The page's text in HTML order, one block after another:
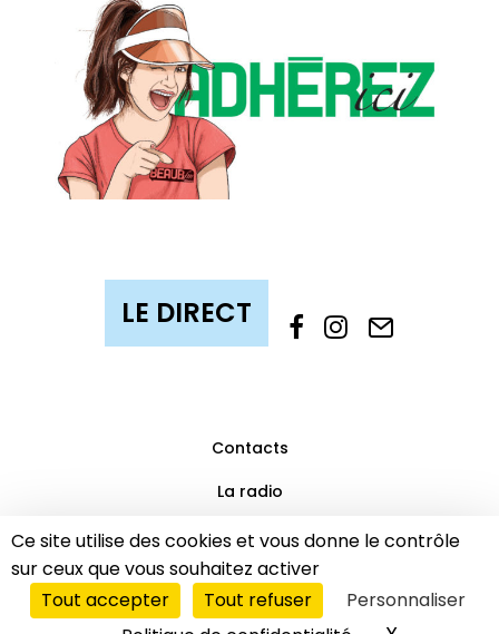
Ce site utilise des cookies et vous donne le contrôle
sur ceux que vous souhaitez activer
Tout accepter
Tout refuser
Personnaliser
Contacts
La radio
Mentions légales
Partenaires
© 2019 Beaub’FM | Tous droits réservés.